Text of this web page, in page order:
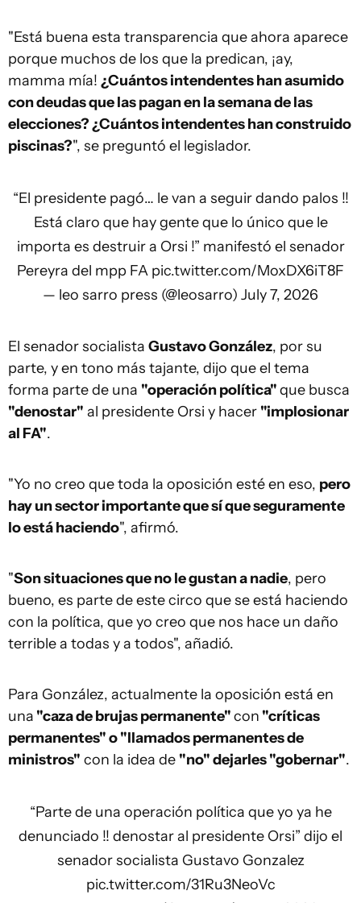
"Está buena esta transparencia que ahora aparece
porque muchos de los que la predican, ¡ay,
mamma mía! ¿Cuántos intendentes han asumido
con deudas que las pagan en la semana de las
elecciones? ¿Cuántos intendentes han construido
piscinas?", se preguntó el legislador.
“El presidente pagó… le van a seguir dando palos !!
Está claro que hay gente que lo único que le
importa es destruir a Orsi !” manifestó el senador
Pereyra del mpp FA pic.twitter.com/MoxDX6iT8F
— leo sarro press (@leosarro) July 7, 2026
El senador socialista Gustavo González, por su
parte, y en tono más tajante, dijo que el tema
forma parte de una "operación política"que busca
"denostar" al presidente Orsi y hacer "implosionar
al FA".
"Yo no creo que toda la oposición esté en eso, pero
hay un sector importante que sí que seguramente
lo está haciendo", afirmó.
"Son situaciones que no le gustan a nadie, pero
bueno, es parte de este circo que se está haciendo
con la política, que yo creo que nos hace un daño
terrible a todas y a todos", añadió.
Para González, actualmente la oposición está en
una "caza de brujas permanente"con "críticas
permanentes" o "llamados permanentes de
ministros" con la idea de "no" dejarles "gobernar".
“Parte de una operación política que yo ya he
denunciado !! denostar al presidente Orsi” dijo el
senador socialista Gustavo Gonzalez
pic.twitter.com/31Ru3NeoVc